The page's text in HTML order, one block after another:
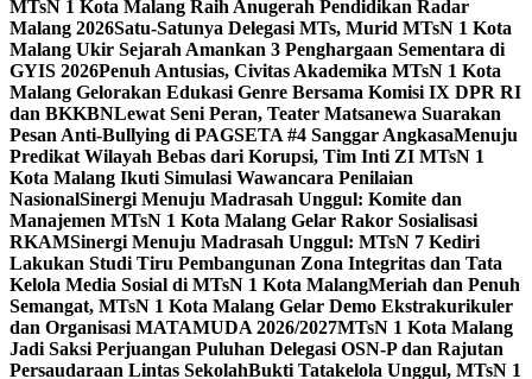
MTsN 1 Kota Malang Raih Anugerah Pendidikan Radar
Malang 2026Satu-Satunya Delegasi MTs, Murid MTsN 1 Kota
Malang Ukir Sejarah Amankan 3 Penghargaan Sementara di
GYIS 2026Penuh Antusias, Civitas Akademika MTsN 1 Kota
Malang Gelorakan Edukasi Genre Bersama Komisi IX DPR RI
dan BKKBNLewat Seni Peran, Teater Matsanewa Suarakan
Pesan Anti-Bullying di PAGSETA #4 Sanggar AngkasaMenuju
Predikat Wilayah Bebas dari Korupsi, Tim Inti ZI MTsN 1
Kota Malang Ikuti Simulasi Wawancara Penilaian
NasionalSinergi Menuju Madrasah Unggul: Komite dan
Manajemen MTsN 1 Kota Malang Gelar Rakor Sosialisasi
RKAMSinergi Menuju Madrasah Unggul: MTsN 7 Kediri
Lakukan Studi Tiru Pembangunan Zona Integritas dan Tata
Kelola Media Sosial di MTsN 1 Kota MalangMeriah dan Penuh
Semangat, MTsN 1 Kota Malang Gelar Demo Ekstrakurikuler
dan Organisasi MATAMUDA 2026/2027MTsN 1 Kota Malang
Jadi Saksi Perjuangan Puluhan Delegasi OSN-P dan Rajutan
Persaudaraan Lintas SekolahBukti Tatakelola Unggul, MTsN 1